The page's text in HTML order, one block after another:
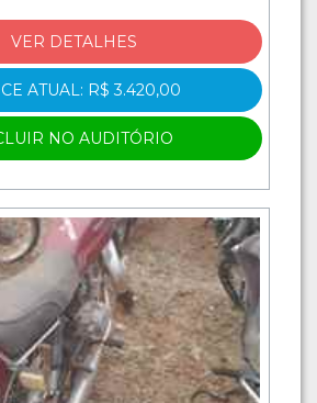
VER DETALHES
ATUAL: R$ 3.420,00
NO AUDITÓRIO